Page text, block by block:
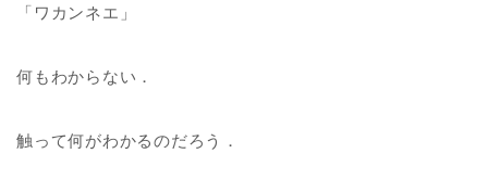
「ワカンネエ」
何もわからない．
触って何がわかるのだろう．